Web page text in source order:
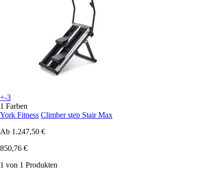
+-3
1 Farben
York Fitness Climber step Stair Max
Ab 1.247,50 €
850,76 €
1 von 1 Produkten